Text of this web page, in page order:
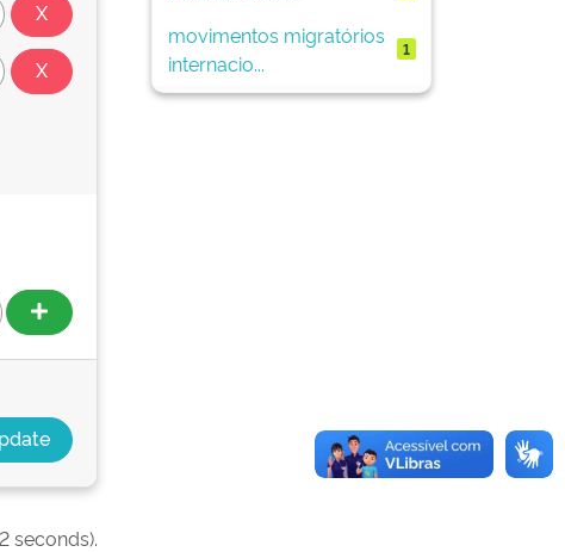
seconds).
movimentos migratórios
internacio...
1